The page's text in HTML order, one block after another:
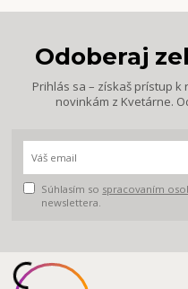
Odoberaj
Prihlás sa – získaš prístup
novinkám z Kvetárne.
Súhlasím so spracovaním
newslettera.